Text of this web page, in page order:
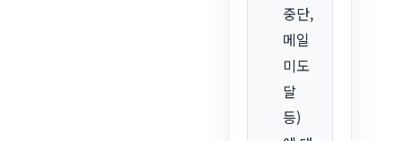
중단,
메일
미도
달
등)